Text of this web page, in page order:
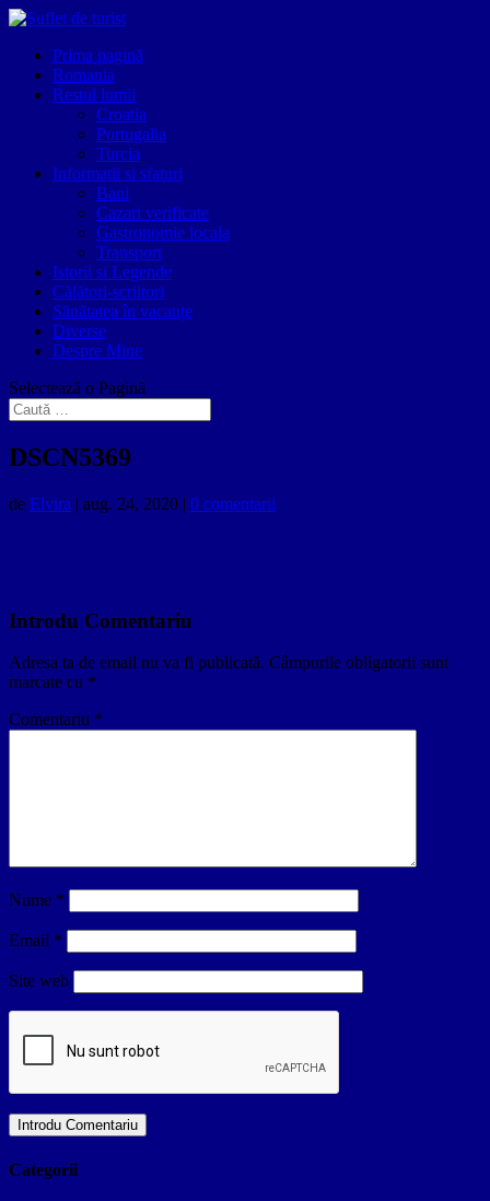
Prima pagină
Romania
Restul lumii
Croatia
Portugalia
Turcia
Informatii si sfaturi
Bani
Cazari verificate
Gastronomie locala
Transport
Istorii si Legende
Călători-scriitori
Sănătatea în vacanțe
Diverse
Despre Mine
Selectează o Pagină
DSCN5369
de Elvira | aug. 24, 2020 | 0 comentarii
Introdu Comentariu
Adresa ta de email nu va fi publicată. Câmpurile obligatorii sunt
marcate cu *
Comentariu *
Nume *
Email *
Site web
Categorii